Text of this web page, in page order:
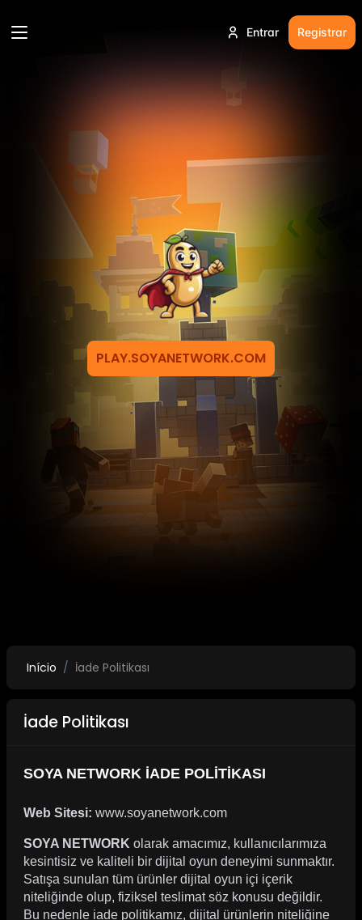
Entrar Registrar
PLAY.SOYANETWORK.COM
Início İade Politikası
İade Politikası
SOYA NETWORK İADE POLİTİKASI
Web Sitesi: www.soyanetwork.com
SOYA NETWORK olarak amacımız, kullanıcılarımıza
kesintisiz ve kaliteli bir dijital oyun deneyimi sunmaktır.
Satışa sunulan tüm ürünler dijital oyun içi içerik
niteliğinde olup, fiziksel teslimat söz konusu değildir.
Bu nedenle iade politikamız, dijital ürünlerin niteliğine